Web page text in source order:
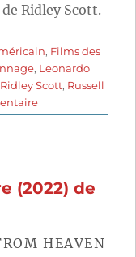
de Ridley Scott.
, Films des
, Leonardo
Ridley Scott, Russell
sur
Mensonges
Ridley
(2022) de
HEAVEN